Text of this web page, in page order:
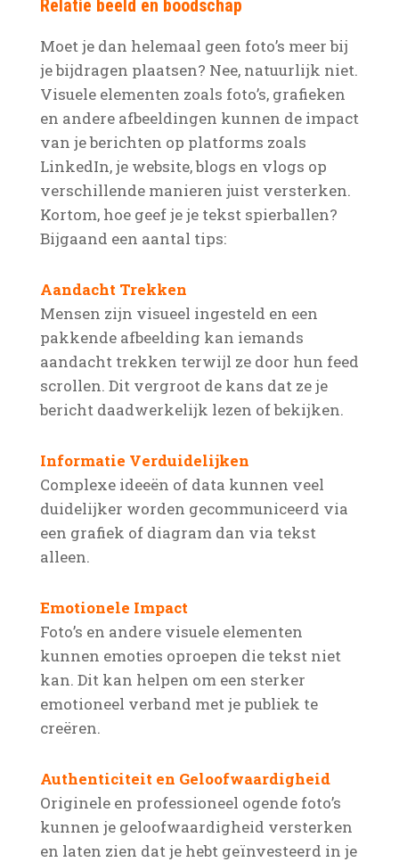
Relatie beeld en boodschap
Moet je dan helemaal geen foto’s meer bij
je bijdragen plaatsen? Nee, natuurlijk niet.
Visuele elementen zoals foto’s, grafieken
en andere afbeeldingen kunnen de impact
van je berichten op platforms zoals
LinkedIn, je website, blogs en vlogs op
verschillende manieren juist versterken.
Kortom, hoe geef je je tekst spierballen?
Bijgaand een aantal tips:
Aandacht Trekken
Mensen zijn visueel ingesteld en een
pakkende afbeelding kan iemands
aandacht trekken terwijl ze door hun feed
scrollen. Dit vergroot de kans dat ze je
bericht daadwerkelijk lezen of bekijken.
Informatie Verduidelijken
Complexe ideeën of data kunnen veel
duidelijker worden gecommuniceerd via
een grafiek of diagram dan via tekst
alleen.
Emotionele Impact
Foto’s en andere visuele elementen
kunnen emoties oproepen die tekst niet
kan. Dit kan helpen om een sterker
emotioneel verband met je publiek te
creëren.
Authenticiteit en Geloofwaardigheid
Originele en professioneel ogende foto’s
kunnen je geloofwaardigheid versterken
en laten zien dat je hebt geïnvesteerd in je